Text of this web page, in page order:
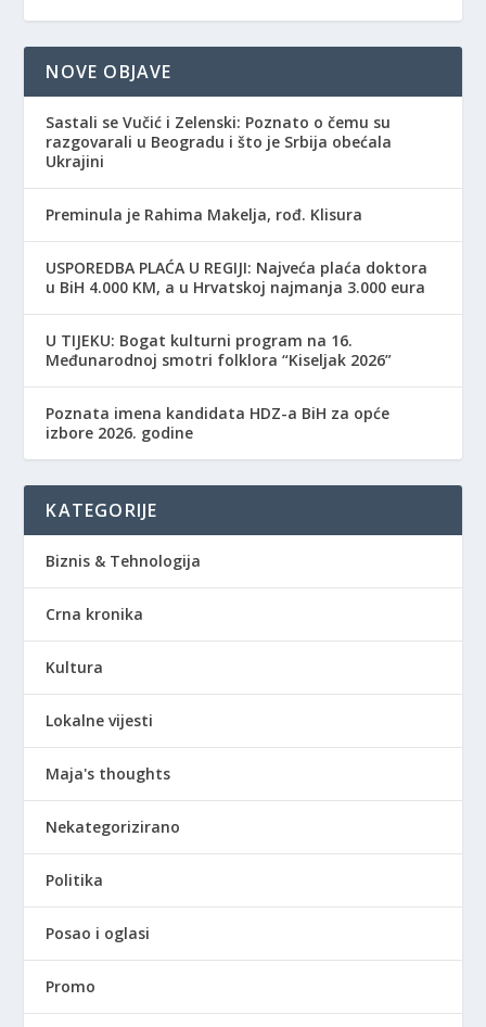
NOVE OBJAVE
Sastali se Vučić i Zelenski: Poznato o čemu su
razgovarali u Beogradu i što je Srbija obećala
Ukrajini
Preminula je Rahima Makelja, rođ. Klisura
USPOREDBA PLAĆA U REGIJI: Najveća plaća doktora
u BiH 4.000 KM, a u Hrvatskoj najmanja 3.000 eura
​U TIJEKU: Bogat kulturni program na 16.
Međunarodnoj smotri folklora “Kiseljak 2026”
Poznata imena kandidata HDZ-a BiH za opće
izbore 2026. godine
KATEGORIJE
Biznis & Tehnologija
Crna kronika
Kultura
Lokalne vijesti
Maja's thoughts
Nekategorizirano
Politika
Posao i oglasi
Promo